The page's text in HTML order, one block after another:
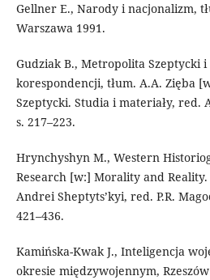
Gellner E., Narody i nacjonalizm,
Warszawa 1991.
Gudziak B., Metropolita Szeptycki i
korespondencji, tłum. A.A. Zięba
Szeptycki. Studia i materiały, red.
s. 217–223.
Hrynchyshyn M., Western
Research [w:] Morality and
Andrei Sheptyts’kyi, red. P.R.
421–436.
Kamińska-Kwak J., Inteligencja
okresie międzywojennym,